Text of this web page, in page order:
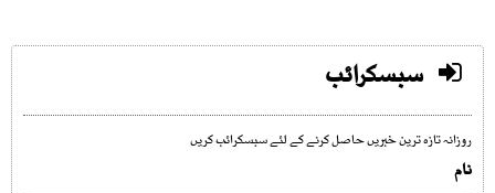
سبسکرائب
روزانہ تازہ ترین خبریں حاصل کرنے کے لئے سبسکرائب کریں
نام